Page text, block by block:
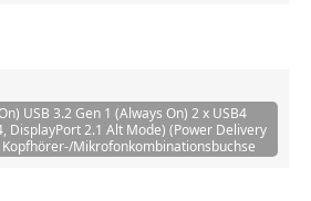
USB 3.2 Gen 1 (Always On) 2 x USB4
DisplayPort 2.1 Alt Mode) (Power Delivery
Mikrofonkombinationsbuchse